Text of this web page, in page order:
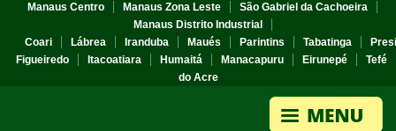
Manaus Centro Manaus Zona Leste
São Gabriel da Cachoeira
Manaus Distrito Industrial
Coari
Lábrea Iranduba Maués Parintins Tabatinga
Figueiredo
Itacoatiara Humaitá Manacapuru Eirunepé
Tefé
do Acre